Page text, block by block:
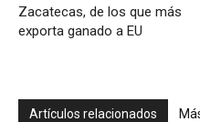
Zacatecas, de los que más
exporta ganado a EU
Artículos relacionados